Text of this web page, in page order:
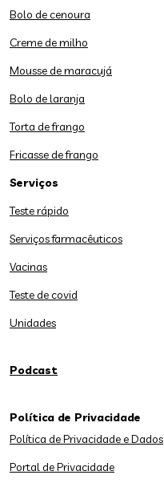
Bolo de cenoura
Creme de milho
Mousse de maracujá
Bolo de laranja
Torta de frango
Fricasse de frango
Serviços
Teste rápido
Serviços farmacêuticos
Vacinas
Teste de covid
Unidades
Podcast
Política de Privacidade
Política de Privacidade e Dados
Portal de Privacidade